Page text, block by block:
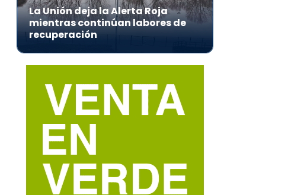
La Unión deja la Alerta Roja
mientras continúan labores de
recuperación